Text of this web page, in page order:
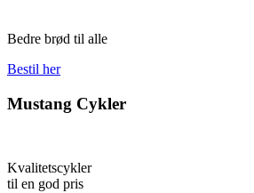
Bedre brød til alle
Bestil her
Mustang Cykler
Kvalitetscykler
til en god pris